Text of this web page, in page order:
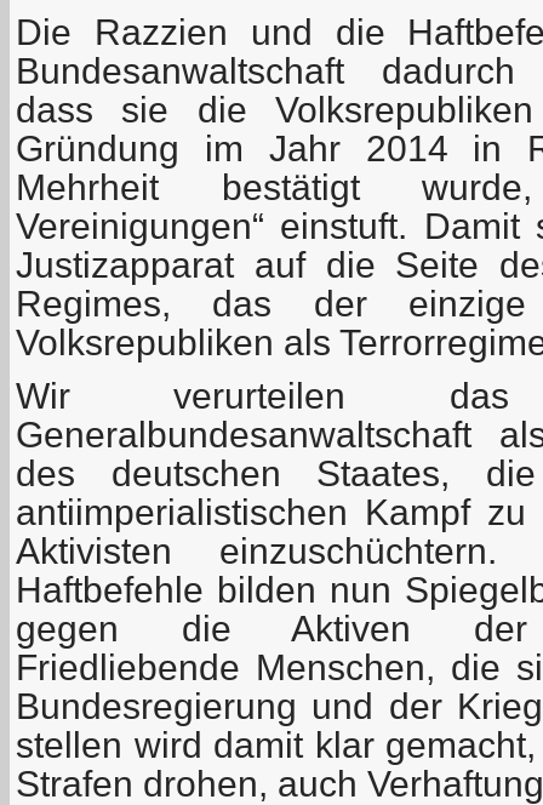
Die Razzien und die
Bundesanwaltschaft
dass sie die
Gründung im Jahr 2014 in
Mehrheit bestätigt
Vereinigungen“ einstuft.
Justizapparat auf die Seite
Regimes, das der
Volksrepubliken als
Wir verurteilen
Generalbundesanwaltschaft
des deutschen Staates,
antiimperialistischen Kampf
Aktivisten
Haftbefehle bilden nun
gegen die Aktiven der
Friedliebende Menschen, die
Bundesregierung und der
stellen wird damit klar
Strafen drohen, auch